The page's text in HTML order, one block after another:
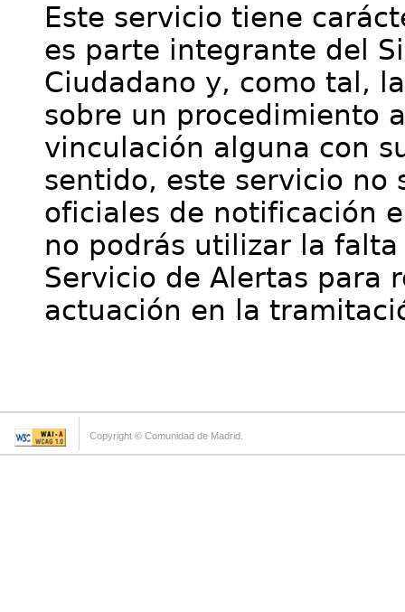
Este servicio tiene
es parte integrante del
Ciudadano y, como tal,
sobre un procedimiento
vinculación alguna con
sentido, este servicio no
oficiales de notificación
no podrás utilizar la
Servicio de Alertas para
actuación en la
Copyright © Comunidad de Madrid.